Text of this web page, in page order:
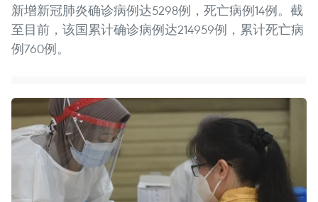
新增新冠肺炎确诊病例达5298例，死亡病例14例。截
至目前，该国累计确诊病例达214959例，累计死亡病
例760例。